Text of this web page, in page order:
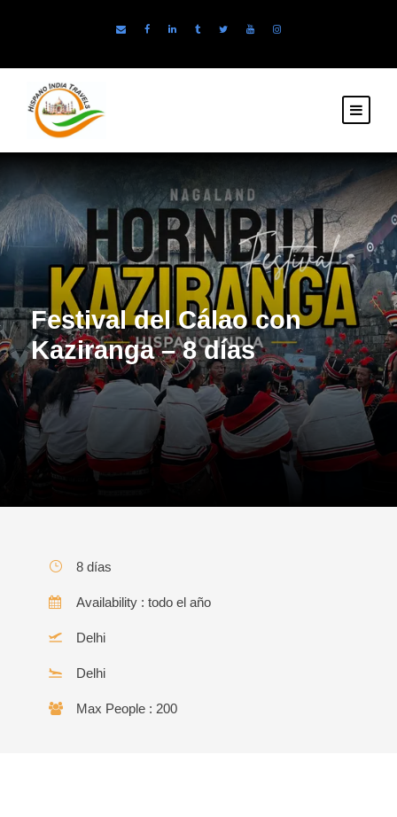
Festival del Cálao con
Kaziranga – 8 días
8 días
Availability : todo el año
Delhi
Delhi
Max People : 200